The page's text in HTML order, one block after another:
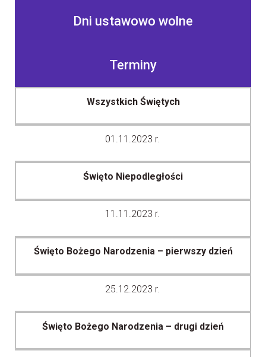
Dni ustawowo wolne
Terminy
Wszystkich Świętych
01.11.2023 r.
Święto Niepodległości
11.11.2023 r.
Święto Bożego Narodzenia – pierwszy dzień
25.12.2023 r.
Święto Bożego Narodzenia – drugi dzień